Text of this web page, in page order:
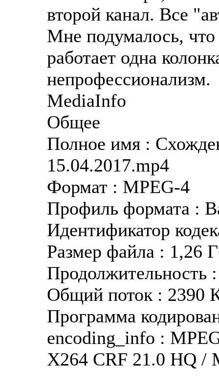
второй канал. Все
Мне подумалось, что
работает одна
непрофессионализм.
MediaInfo
Общее
Полное имя :
15.04.2017.mp4
Формат : MPEG-4
Профиль формата :
Идентификатор
Размер файла : 1,26
Продолжительность
Общий поток : 2390
Программа
encoding_info :
X264 CRF 21.0 HQ /